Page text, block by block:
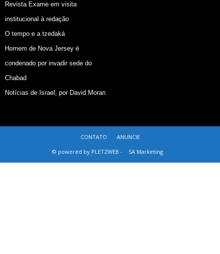
Revista Exame em visita
institucional à redação
O tempo e a tzedaká
Homem de Nova Jersey é
condenado por invadir sede do
Chabad
Notícias de Israel, por David Moran
CONTATO
ANUNCIE
© powered by PLETZWEB -
SA Marketing